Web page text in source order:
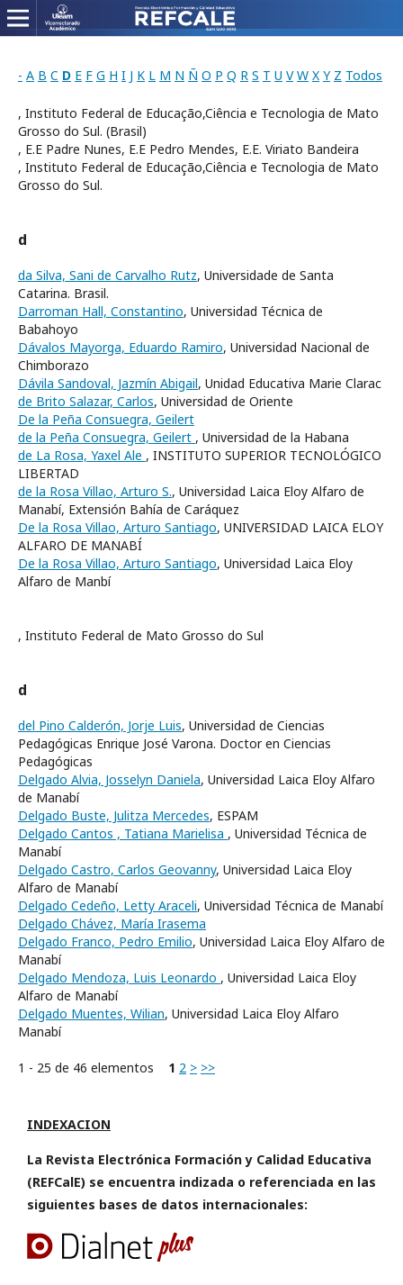
- A B C D E F G H I J K L M N Ñ O P Q R S T U V W X Y Z Todos
, Instituto Federal de Educação,Ciência e Tecnologia de Mato
Grosso do Sul. (Brasil)
, E.E Padre Nunes, E.E Pedro Mendes, E.E. Viriato Bandeira
, Instituto Federal de Educação,Ciência e Tecnologia de Mato
Grosso do Sul.
d
da Silva, Sani de Carvalho Rutz, Universidade de Santa
Catarina. Brasil.
Darroman Hall, Constantino, Universidad Técnica de
Babahoyo
Dávalos Mayorga, Eduardo Ramiro, Universidad Nacional de
Chimborazo
Dávila Sandoval, Jazmín Abigail, Unidad Educativa Marie Clarac
de Brito Salazar, Carlos, Universidad de Oriente
De la Peña Consuegra, Geilert
de la Peña Consuegra, Geilert , Universidad de la Habana
de La Rosa, Yaxel Ale , INSTITUTO SUPERIOR TECNOLÓGICO
LIBERTAD
de la Rosa Villao, Arturo S., Universidad Laica Eloy Alfaro de
Manabí, Extensión Bahía de Caráquez
De la Rosa Villao, Arturo Santiago, UNIVERSIDAD LAICA ELOY
ALFARO DE MANABÍ
De la Rosa Villao, Arturo Santiago, Universidad Laica Eloy
Alfaro de Manbí
, Instituto Federal de Mato Grosso do Sul
d
del Pino Calderón, Jorje Luis, Universidad de Ciencias
Pedagógicas Enrique José Varona. Doctor en Ciencias
Pedagógicas
Delgado Alvia, Josselyn Daniela, Universidad Laica Eloy Alfaro
de Manabí
Delgado Buste, Julitza Mercedes, ESPAM
Delgado Cantos , Tatiana Marielisa , Universidad Técnica de
Manabí
Delgado Castro, Carlos Geovanny, Universidad Laica Eloy
Alfaro de Manabí
Delgado Cedeño, Letty Araceli, Universidad Técnica de Manabí
Delgado Chávez, María Irasema
Delgado Franco, Pedro Emilio, Universidad Laica Eloy Alfaro de
Manabí
Delgado Mendoza, Luis Leonardo , Universidad Laica Eloy
Alfaro de Manabí
Delgado Muentes, Wilian, Universidad Laica Eloy Alfaro
Manabí
1 - 25 de 46 elementos 1 2 > >>
INDEXACION
La Revista Electrónica Formación y Calidad Educativa
(REFCalE) se encuentra indizada o referenciada en las
siguientes bases de datos internacionales: